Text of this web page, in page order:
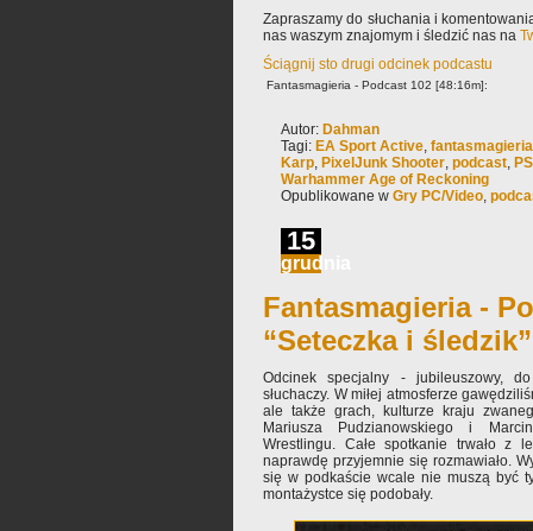
Zapraszamy do słuchania i
nas waszym znajomym i śledzić nas na
Ściągnij sto drugi odcinek podcastu
Fantasmagieria - Podcast 102 [48:16m]:
Autor: Dahman
Tagi: EA Sport Active, fantasmagieria
Karp, PixelJunk Shooter, podcast,
Warhammer Age of Reckoning
Opublikowane w Gry PC/Video,
15
grudnia
Fantasmagieria -
“Seteczka i śledzik”
Odcinek specjalny - jubileuszowy,
słuchaczy. W miłej atmosferze
ale także grach, kulturze kraju
Mariusza Pudzianowskiego i
Wrestlingu. Całe spotkanie trwało z
naprawdę przyjemnie się rozmawiało.
się w podkaście wcale nie muszą być
montażystce się podobały.